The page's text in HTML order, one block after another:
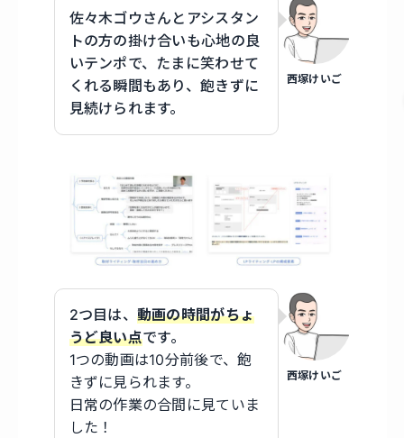
西塚けいご
佐々木ゴウさんとアシスタン
トの方の掛け合いも心地の良
いテンポで、たまに笑わせて
くれる瞬間もあり、飽きずに
見続けられます。
西塚けいご
2つ目は、 動画の時間がちょ
うど良い点です。
1つの動画は10分前後で、飽
きずに見られます。
日常の作業の合間に見ていま
した！